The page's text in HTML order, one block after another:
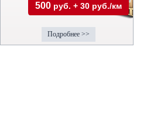
500 руб. + 30 руб./км
Подробнее >>